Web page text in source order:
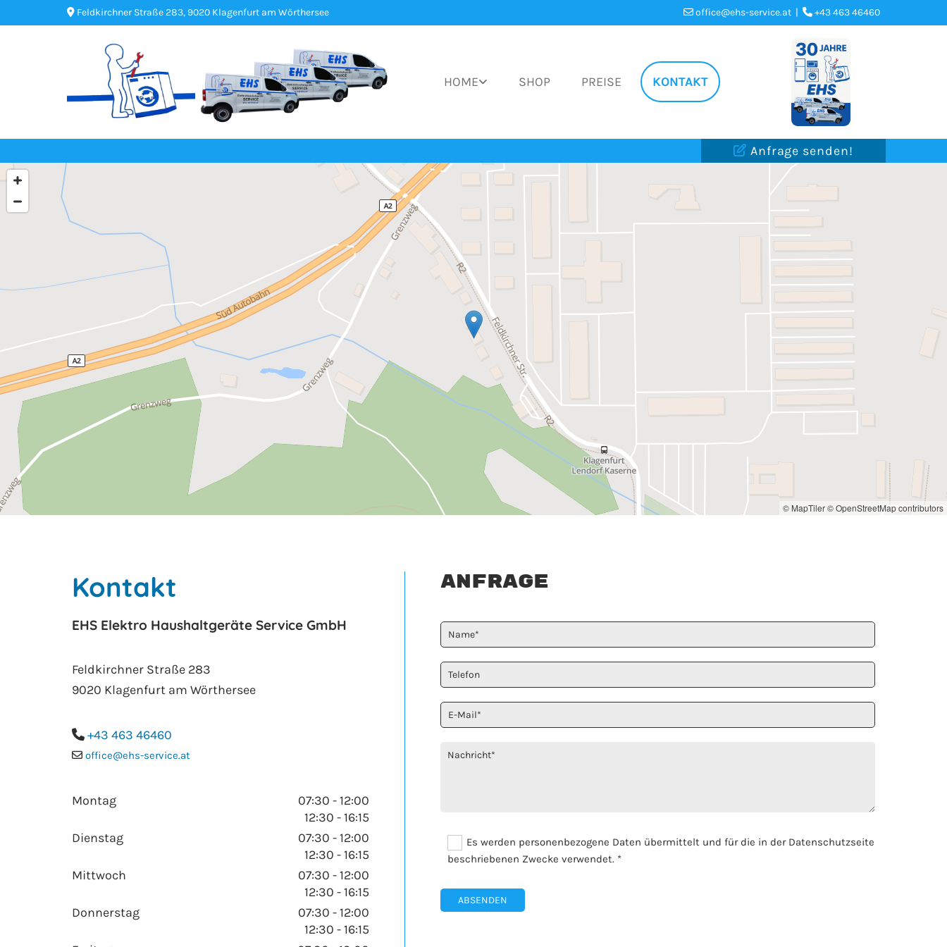
 Feldkirchner Straße 283, 9020 Klagenfurt am Wörthersee  office@ehs-service.at|  +43 463 46460
HOME SHOP PREISE KONTAKT
 Anfrage senden!
© MapTiler© OpenStreetMap contributors
Kontakt
EHS Elektro Haushaltgeräte Service GmbH
Feldkirchner Straße 283
9020 Klagenfurt am Wörthersee
 +43 463 46460
 office@ehs-service.at
Montag
07:30 - 12:00
12:30 - 16:15
Dienstag
07:30 - 12:00
12:30 - 16:15
Mittwoch
07:30 - 12:00
12:30 - 16:15
Donnerstag
07:30 - 12:00
12:30 - 16:15
Anfrage
Es werden personenbezogene Daten übermittelt und für die in der Datenschutzseite
beschriebenen Zwecke verwendet. *